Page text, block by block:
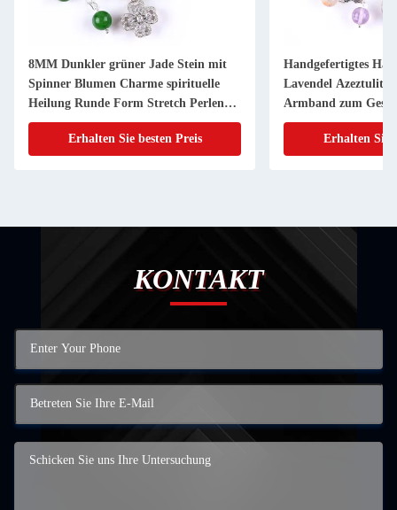
8MM Dunkler grüner Jade Stein mit
Spinner Blumen Charme spirituelle
Heilung Runde Form Stretch Perlen
Armband
Erhalten Sie besten Preis
Handgefertigtes
Lavendel Azeztulit
Armband zum
Erhalten Sie
KONTAKT